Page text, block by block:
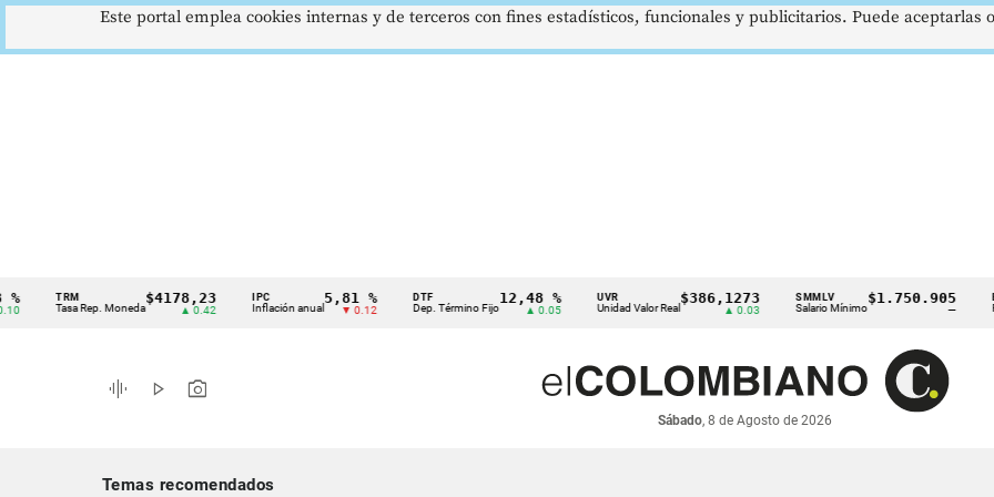
Cintillo
indicadores
económicos
TRM
Tasa Rep. Moneda
$4178,23
▲ 0.42
IPC
Inflación anual
5,81 %
▼ 0.12
DTF
Dep. Término Fijo
12,48 %
▲ 0.05
UVR
Unidad Valor Real
$386,1273
▲ 0.03
SMMLV
Salario Mínimo
$1.750.905 BRENT
Petróleo
graphic_eq play_arrow photo_camera
Sábado, 8 de Agosto de 2026
Temas recomendados
Este portal emplea cookies internas y de terceros con fines estadísticos, funcionales y publicitarios. Puede aceptarlas